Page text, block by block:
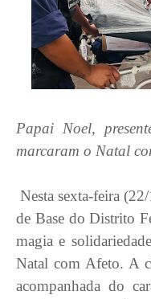
Papai Noel,
marcaram o Natal
Nesta sexta-feira
de Base do Distrito
magia e
Natal com Afeto. A
acompanhada do